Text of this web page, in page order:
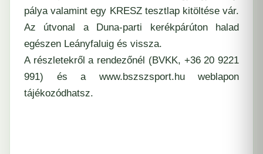
pálya valamint egy KRESZ tesztlap kitöltése vár.
Az útvonal a Duna-parti kerékpárúton halad
egészen Leányfaluig és vissza.
A részletekről a rendezőnél (BVKK, +36 20 9221
991) és a www.bszszsport.huweblapon
tájékozódhatsz.